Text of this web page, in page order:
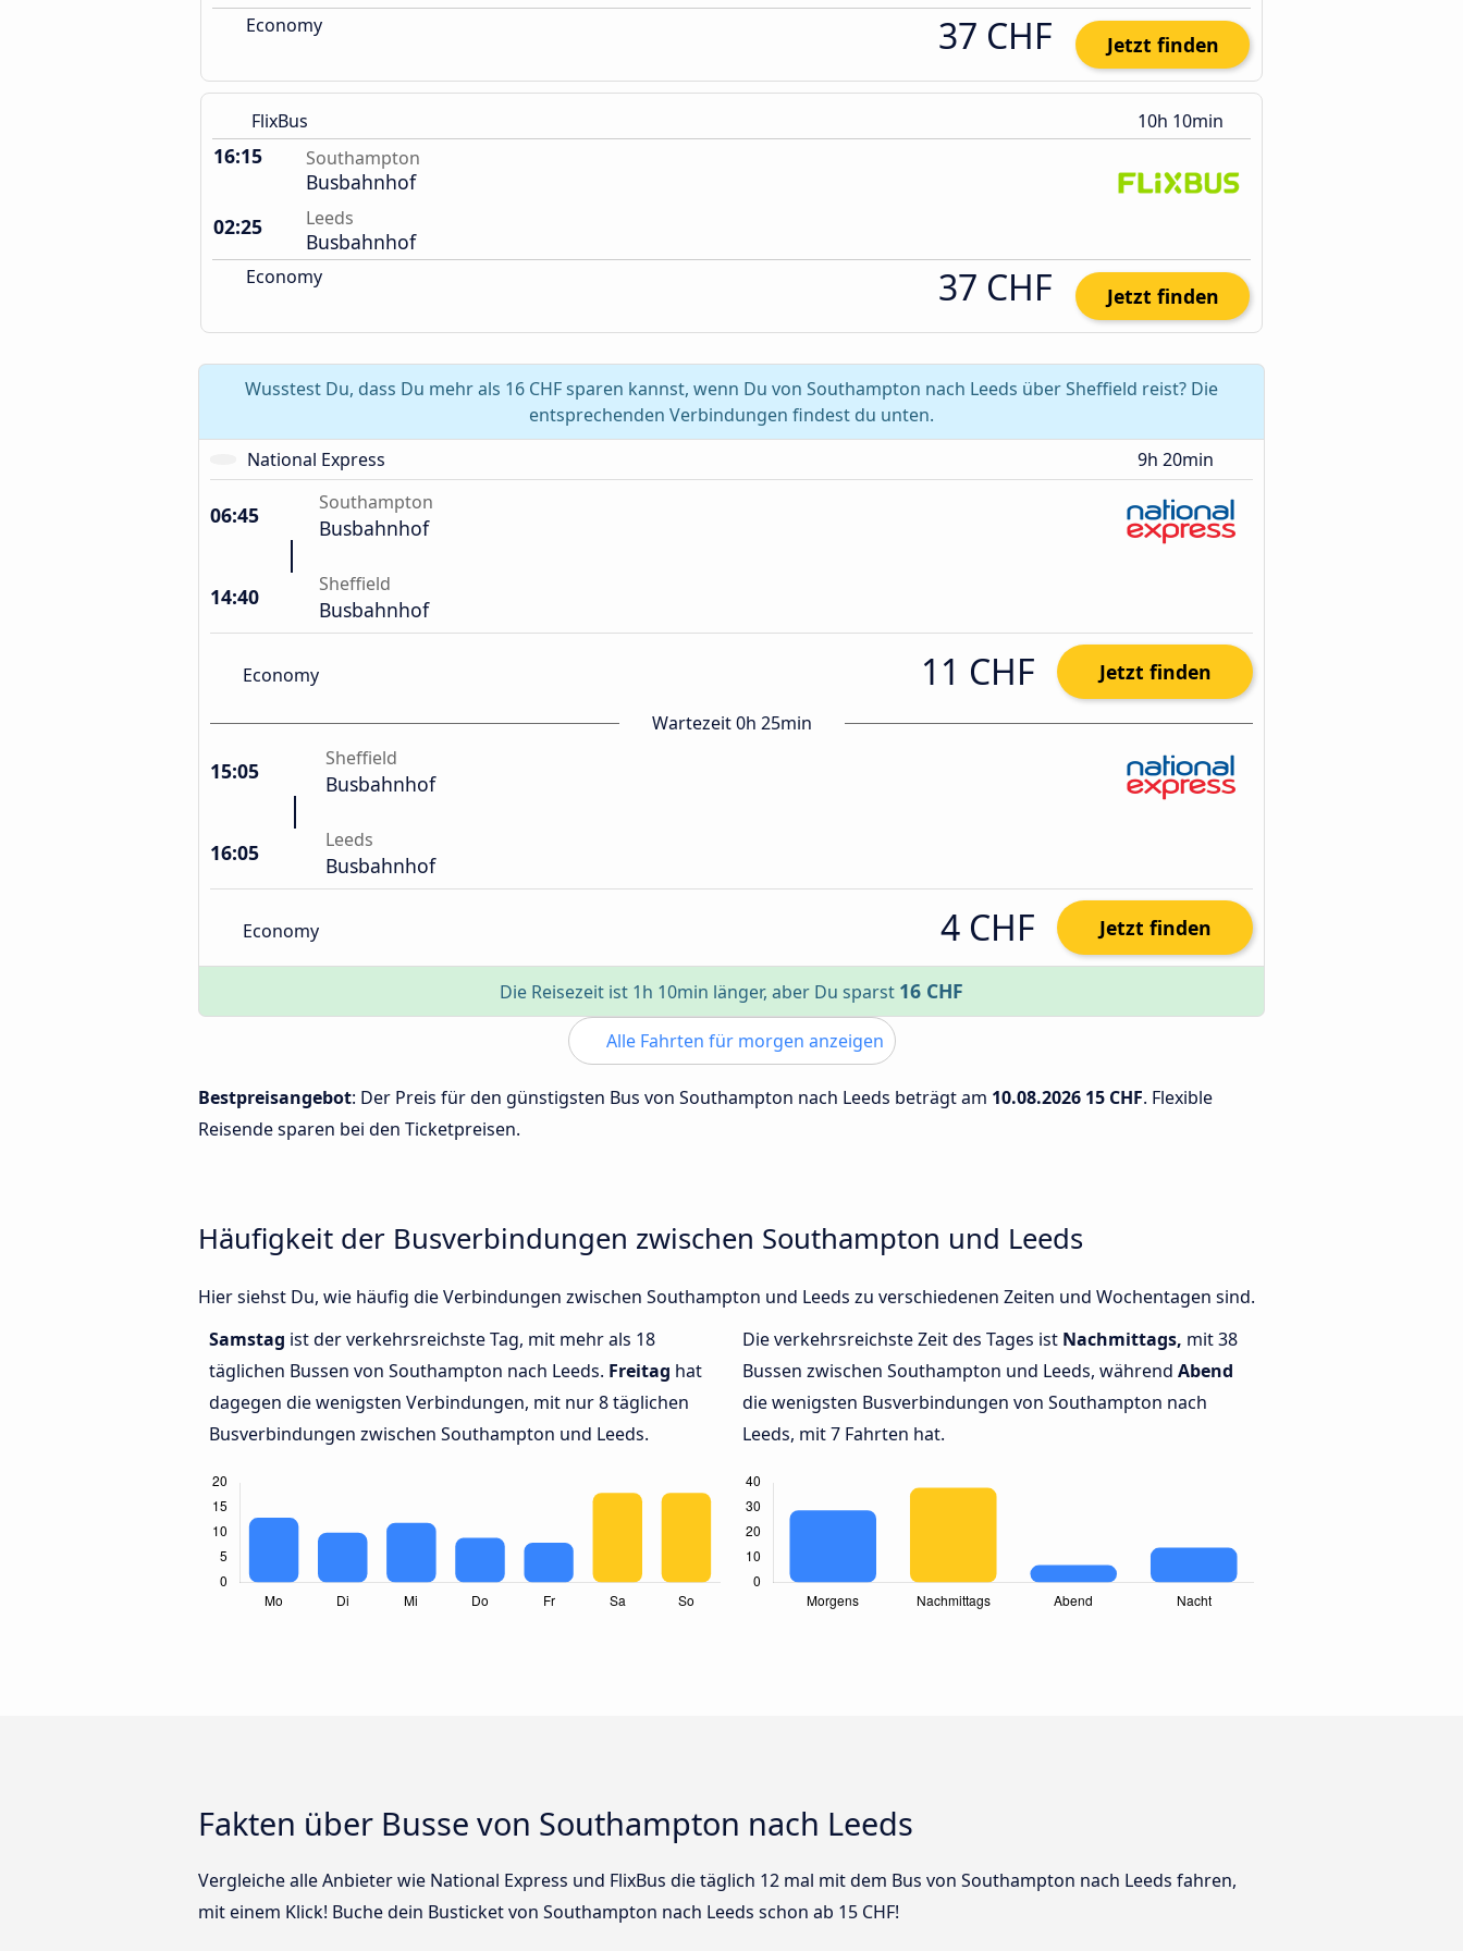
Economy 37 CHF Jetzt finden
FlixBus 10h 10min
16:15 Southampton
Busbahnhof
02:25
Leeds
Busbahnhof
Economy 37 CHF Jetzt finden
Wusstest Du, dass Du mehr als 16 CHF sparen kannst, wenn Du von Southampton nach Leeds über Sheffield reist? Die
entsprechenden Verbindungen findest du unten.
National Express
9h 20min
06:45 Southampton
Busbahnhof
14:40 Sheffield
Busbahnhof
Economy 11 CHF Jetzt finden
Wartezeit 0h 25min
15:05 Sheffield
Busbahnhof
16:05 Leeds
Busbahnhof
Economy 4 CHF Jetzt finden
Die Reisezeit ist 1h 10min länger, aber Du sparst 16 CHF
Alle Fahrten für morgen anzeigen
Bestpreisangebot: Der Preis für den günstigsten Bus von Southampton nach Leeds beträgt am 10.08.2026 15 CHF. Flexible
Reisende sparen bei den Ticketpreisen.
Häufigkeit der Busverbindungen zwischen Southampton und Leeds
Hier siehst Du, wie häufig die Verbindungen zwischen Southampton und Leeds zu verschiedenen Zeiten und Wochentagen sind.
Samstag ist der verkehrsreichste Tag, mit mehr als 18
täglichen Bussen von Southampton nach Leeds. Freitag hat
dagegen die wenigsten Verbindungen, mit nur 8 täglichen
Busverbindungen zwischen Southampton und Leeds.
Die verkehrsreichste Zeit des Tages ist Nachmittags, mit 38
Bussen zwischen Southampton und Leeds, während Abend
die wenigsten Busverbindungen von Southampton nach
Leeds, mit 7 Fahrten hat.
Fakten über Busse von Southampton nach Leeds
Vergleiche alle Anbieter wie National Express und FlixBus die täglich 12 mal mit dem Bus von Southampton nach Leeds fahren,
mit einem Klick! Buche dein Busticket von Southampton nach Leeds schon ab 15 CHF!